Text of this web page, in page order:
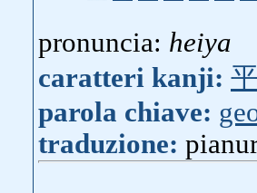
pronuncia: heiya
caratteri kanji:
parola chiave:
traduzione: